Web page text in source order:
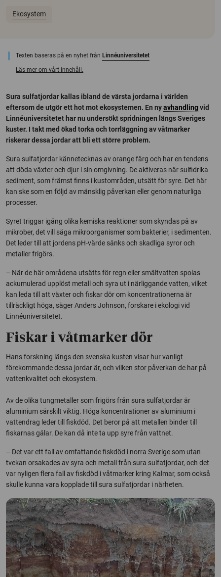
Ekosystem
Texten baseras på en nyhet från Linnéuniversitetet
Läs mer om vårt innehåll.
Sura sulfatjordar kallas ibland de värsta jordarna i världen
eftersom de utgör ett hot mot ekosystemen. En nyavhandlingvid
Linnéuniversitetet har nu undersökt spridningen längs Sveriges
kuster. I takt med ökad torka och torrläggning av våtmarker
riskerar dessa jordar att bli ett större problem.
Sura sulfatjordar kännetecknas av orange färg och har en tendens
att döda växter och djur i sin omgivning. De aktiveras när sulfidrika
sediment, som främst finns i kustområden, utsätt för syre. Det här
kan ske som en följd av mänsklig påverkan eller genom naturliga
processer.
Syret triggar igång olika kemiska reaktioner som skyndas på av
mikrober, det vill säga mikroorganismer som bakterier, i sedimenten.
Det leder till att jordens pH-värde sänks och skadliga syror och
metaller frigörs.
– När de här områdena utsätts för regn eller smältvatten spolas
ackumulerad upplöst metall och syra ut i närliggande vatten, vilket
kan leda till att växter och fiskar dör om koncentrationerna är
tillräckligt höga, säger Anders Johnson, forskare i ekologi vid
Linnéuniversitetet.
Fiskar i våtmarker dör
Hans forskning längs den svenska kusten visar hur vanligt
förekommande dessa jordar är, och vilken stor påverkan de har på
vattenkvalitet och ekosystem.
Av de olika tungmetaller som frigörs från sura sulfatjordar är
aluminium särskilt viktig. Höga koncentrationer av aluminium i
vattendrag leder till fiskdöd. Det beror på att metallen binder till
fiskarnas gälar. De kan då inte ta upp syre från vattnet.
– Det var ett fall av omfattande fiskdöd i norra Sverige som utan
tvekan orsakades av syra och metall från sura sulfatjordar, och det
var nyligen flera fall av fiskdöd i våtmarker kring Kalmar, som också
skulle kunna vara kopplade till sura sulfatjordar i närheten.